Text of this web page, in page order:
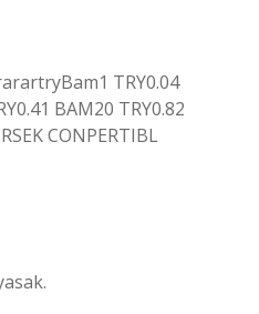
TRY0.04
BAM20 TRY0.82
CONPERTIBL